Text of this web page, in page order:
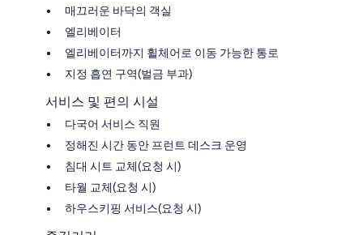
매끄러운 바닥의 객실
엘리베이터
엘리베이터까지 휠체어로 이동 가능한 통로
지정 흡연 구역(벌금 부과)
서비스 및 편의 시설
다국어 서비스 직원
정해진 시간 동안 프런트 데스크 운영
침대 시트 교체(요청 시)
타월 교체(요청 시)
하우스키핑 서비스(요청 시)